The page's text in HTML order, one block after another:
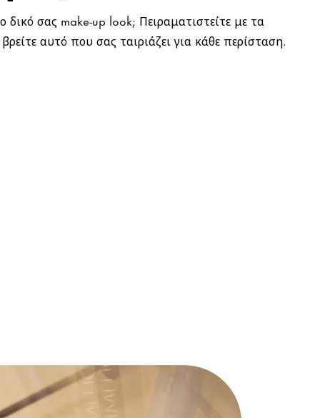
δικό σας make-up look; Πειραματιστείτε με τα
αυτό που σας ταιριάζει για κάθε περίσταση.